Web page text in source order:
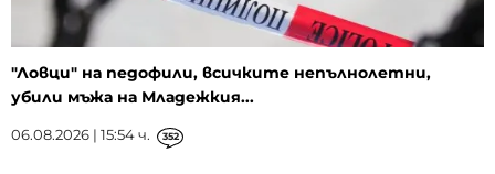
"Ловци" на педофили, всичките непълнолетни,
убили мъжа на Младежкия...
06.08.2026 | 15:54 ч. 352